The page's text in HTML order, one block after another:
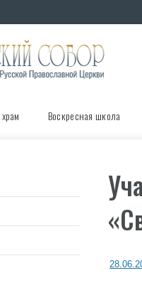
Воскресная школа